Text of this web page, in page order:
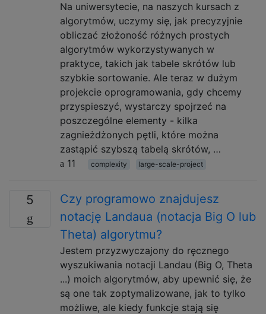
Na uniwersytecie, na naszych kursach z
algorytmów, uczymy się, jak precyzyjnie
obliczać złożoność różnych prostych
algorytmów wykorzystywanych w
praktyce, takich jak tabele skrótów lub
szybkie sortowanie. Ale teraz w dużym
projekcie oprogramowania, gdy chcemy
przyspieszyć, wystarczy spojrzeć na
poszczególne elementy - kilka
zagnieżdżonych pętli, które można
zastąpić szybszą tabelą skrótów, …
11
complexity large-scale-project
5
Czy programowo znajdujesz
notację Landaua (notacja Big O lub
Theta) algorytmu?
Jestem przyzwyczajony do ręcznego
wyszukiwania notacji Landau (Big O, Theta
...) moich algorytmów, aby upewnić się, że
są one tak zoptymalizowane, jak to tylko
możliwe, ale kiedy funkcje stają się